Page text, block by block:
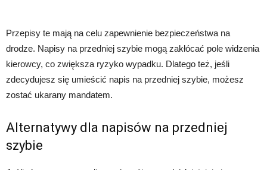
Przepisy te mają na celu zapewnienie bezpieczeństwa na
drodze. Napisy na przedniej szybie mogą zakłócać pole widzenia
kierowcy, co zwiększa ryzyko wypadku. Dlatego też, jeśli
zdecydujesz się umieścić napis na przedniej szybie, możesz
zostać ukarany mandatem.
Alternatywy dla napisów na przedniej
szybie